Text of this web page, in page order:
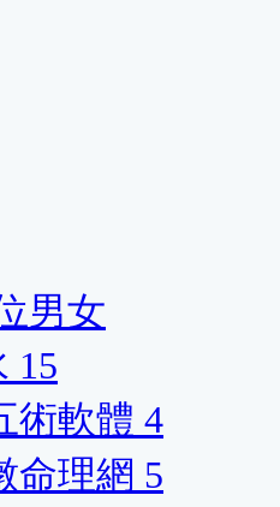
男女
15
術軟體 4
命理網 5